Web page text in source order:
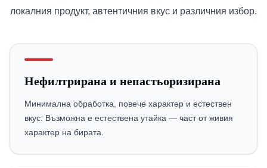
локалния продукт, автентичния вкус и различния избор.
Нефилтрирана и непастьоризирана
Минимална обработка, повече характер и естествен
вкус. Възможна е естествена утайка — част от живия
характер на бирата.